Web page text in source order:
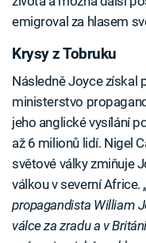
emigroval za hlasem
Krysy z Tobruku
Následně Joyce získal
ministerstvo
jeho anglické vysílání
až 6 milionů lidí. Nigel
světové války zmiňuje
válkou v severní Africe.
propagandista William
válce za zradu a v